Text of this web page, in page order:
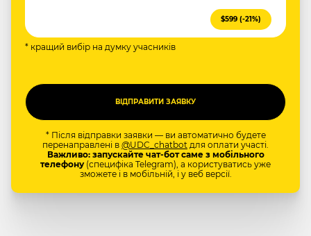
$599 (-21%)
* кращий вибір на думку учасників
* Після відправки заявки — ви автоматично будете
перенаправлені в @UDC_chatbot для оплати участі.
Важливо: запускайте чат-бот саме з мобільного
телефону(специфіка Telegram), а користуватись уже
зможете і в мобільній, і у веб версії.